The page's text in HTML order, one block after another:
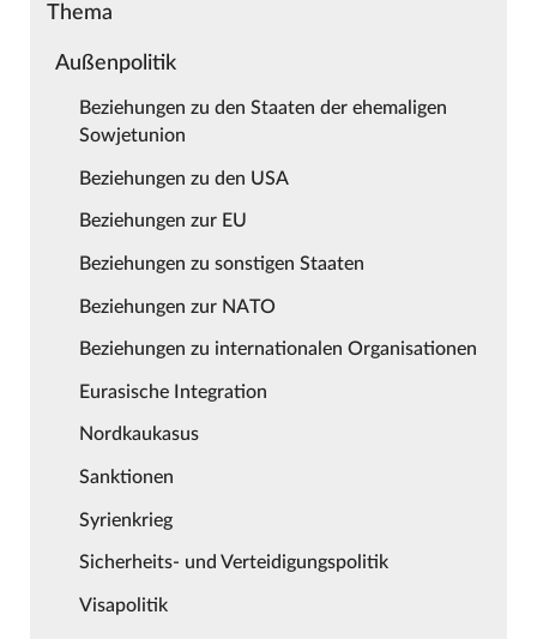
Thema
Außenpolitik
Beziehungen zu den Staaten der ehemaligen
Sowjetunion
Beziehungen zu den USA
Beziehungen zur EU
Beziehungen zu sonstigen Staaten
Beziehungen zur NATO
Beziehungen zu internationalen Organisationen
Eurasische Integration
Nordkaukasus
Sanktionen
Syrienkrieg
Sicherheits- und Verteidigungspolitik
Visapolitik